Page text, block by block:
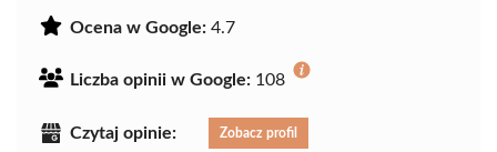
Ocena w Google: 4.7
Liczba opinii w Google: 108
Czytaj opinie: Zobacz profil